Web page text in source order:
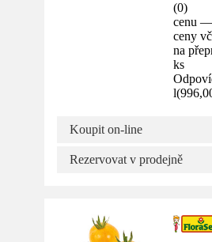
(0)
cenu
ceny
na
ks
l(
Koupit on-line
Rezervovat v prodejně